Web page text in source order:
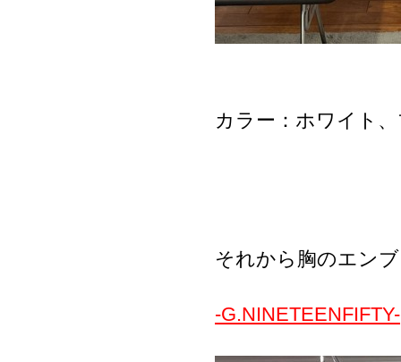
カラー：ホワイト
それから胸のエン
-G.NINETEENFIFTY-